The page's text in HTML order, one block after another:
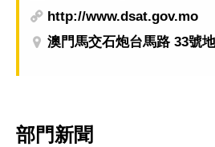
http://www.dsat.gov.mo
澳門馬交石炮台馬路 33號
部門新聞